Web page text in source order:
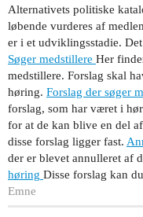
Alternativets politiske
løbende vurderes af
er i et udviklingsstadie.
Søger medstillere Her
medstillere. Forslag skal
høring. Forslag der søger
forslag, som har været i
for at de kan blive en del
disse forslag ligger fast.
der er blevet annulleret af
høring Disse forslag kan
Emne